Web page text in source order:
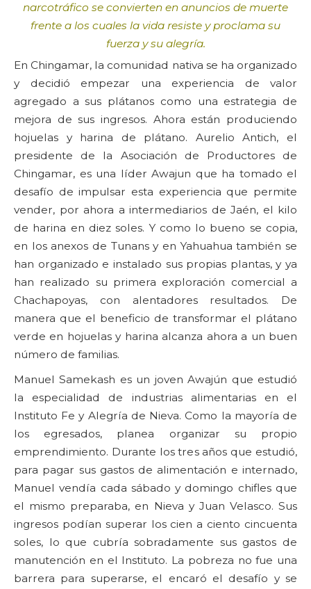
narcotráfico se convierten en anuncios de muerte
frente a los cuales la vida resiste y proclama su
fuerza y su alegría.
En Chingamar, la comunidad nativa se ha organizado
y decidió empezar una experiencia de valor
agregado a sus plátanos como una estrategia de
mejora de sus ingresos. Ahora están produciendo
hojuelas y harina de plátano. Aurelio Antich, el
presidente de la Asociación de Productores de
Chingamar, es una líder Awajun que ha tomado el
desafío de impulsar esta experiencia que permite
vender, por ahora a intermediarios de Jaén, el kilo
de harina en diez soles. Y como lo bueno se copia,
en los anexos de Tunans y en Yahuahua también se
han organizado e instalado sus propias plantas, y ya
han realizado su primera exploración comercial a
Chachapoyas, con alentadores resultados. De
manera que el beneficio de transformar el plátano
verde en hojuelas y harina alcanza ahora a un buen
número de familias.
Manuel Samekash es un joven Awajún que estudió
la especialidad de industrias alimentarias en el
Instituto Fe y Alegría de Nieva. Como la mayoría de
los egresados, planea organizar su propio
emprendimiento. Durante los tres años que estudió,
para pagar sus gastos de alimentación e internado,
Manuel vendía cada sábado y domingo chifles que
el mismo preparaba, en Nieva y Juan Velasco. Sus
ingresos podían superar los cien a ciento cincuenta
soles, lo que cubría sobradamente sus gastos de
manutención en el Instituto. La pobreza no fue una
barrera para superarse, el encaró el desafío y se